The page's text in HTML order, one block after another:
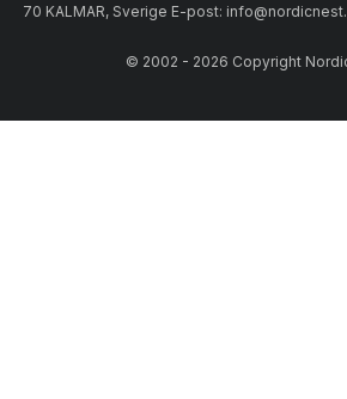
70 KALMAR, Sverige E-post:
© 2002 - 2026 Copyright